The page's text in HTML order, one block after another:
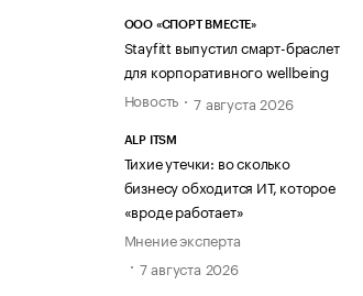
ООО «СПОРТ ВМЕСТЕ»
Stayfitt выпустил смарт-браслет
для корпоративного wellbeing
Новость
7 августа 2026
ALP ITSM
Тихие утечки: во сколько
бизнесу обходится ИТ, которое
«вроде работает»
Мнение эксперта
7 августа 2026